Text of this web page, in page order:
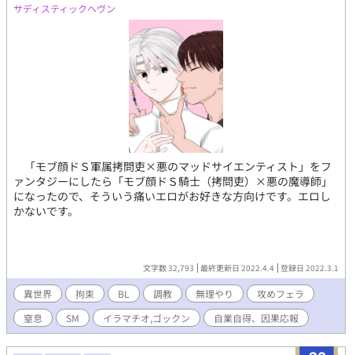
サディスティックヘヴン
「モブ顔ドＳ軍属拷問吏×悪のマッドサイエンティスト」をフ
ァンタジーにしたら「モブ顔ドＳ騎士（拷問吏）×悪の魔導師」
になったので、そういう痛いエロがお好きな方向けです。エロし
かないです。
文字数 32,793 最終更新日 2022.4.4 登録日 2022.3.1
異世界 拘束 BL 調教 無理やり
攻めフェラ
窒息
SM イラマチオ,ゴックン 自業自得、因果応報